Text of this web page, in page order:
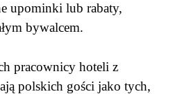
upominki lub rabaty,
bywalcem.
pracownicy hoteli z
polskich gości jako tych,